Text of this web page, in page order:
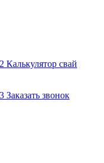
Калькулятор свай
Заказать звонок